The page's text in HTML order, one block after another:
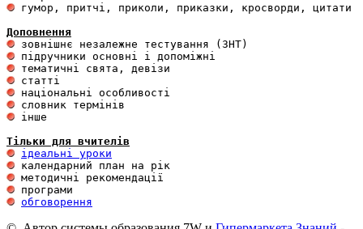
гумор, притчі, приколи, приказки, кросворди, цитати
Доповнення
інше
Тільки для вчителів
ідеальні уроки
обговорення